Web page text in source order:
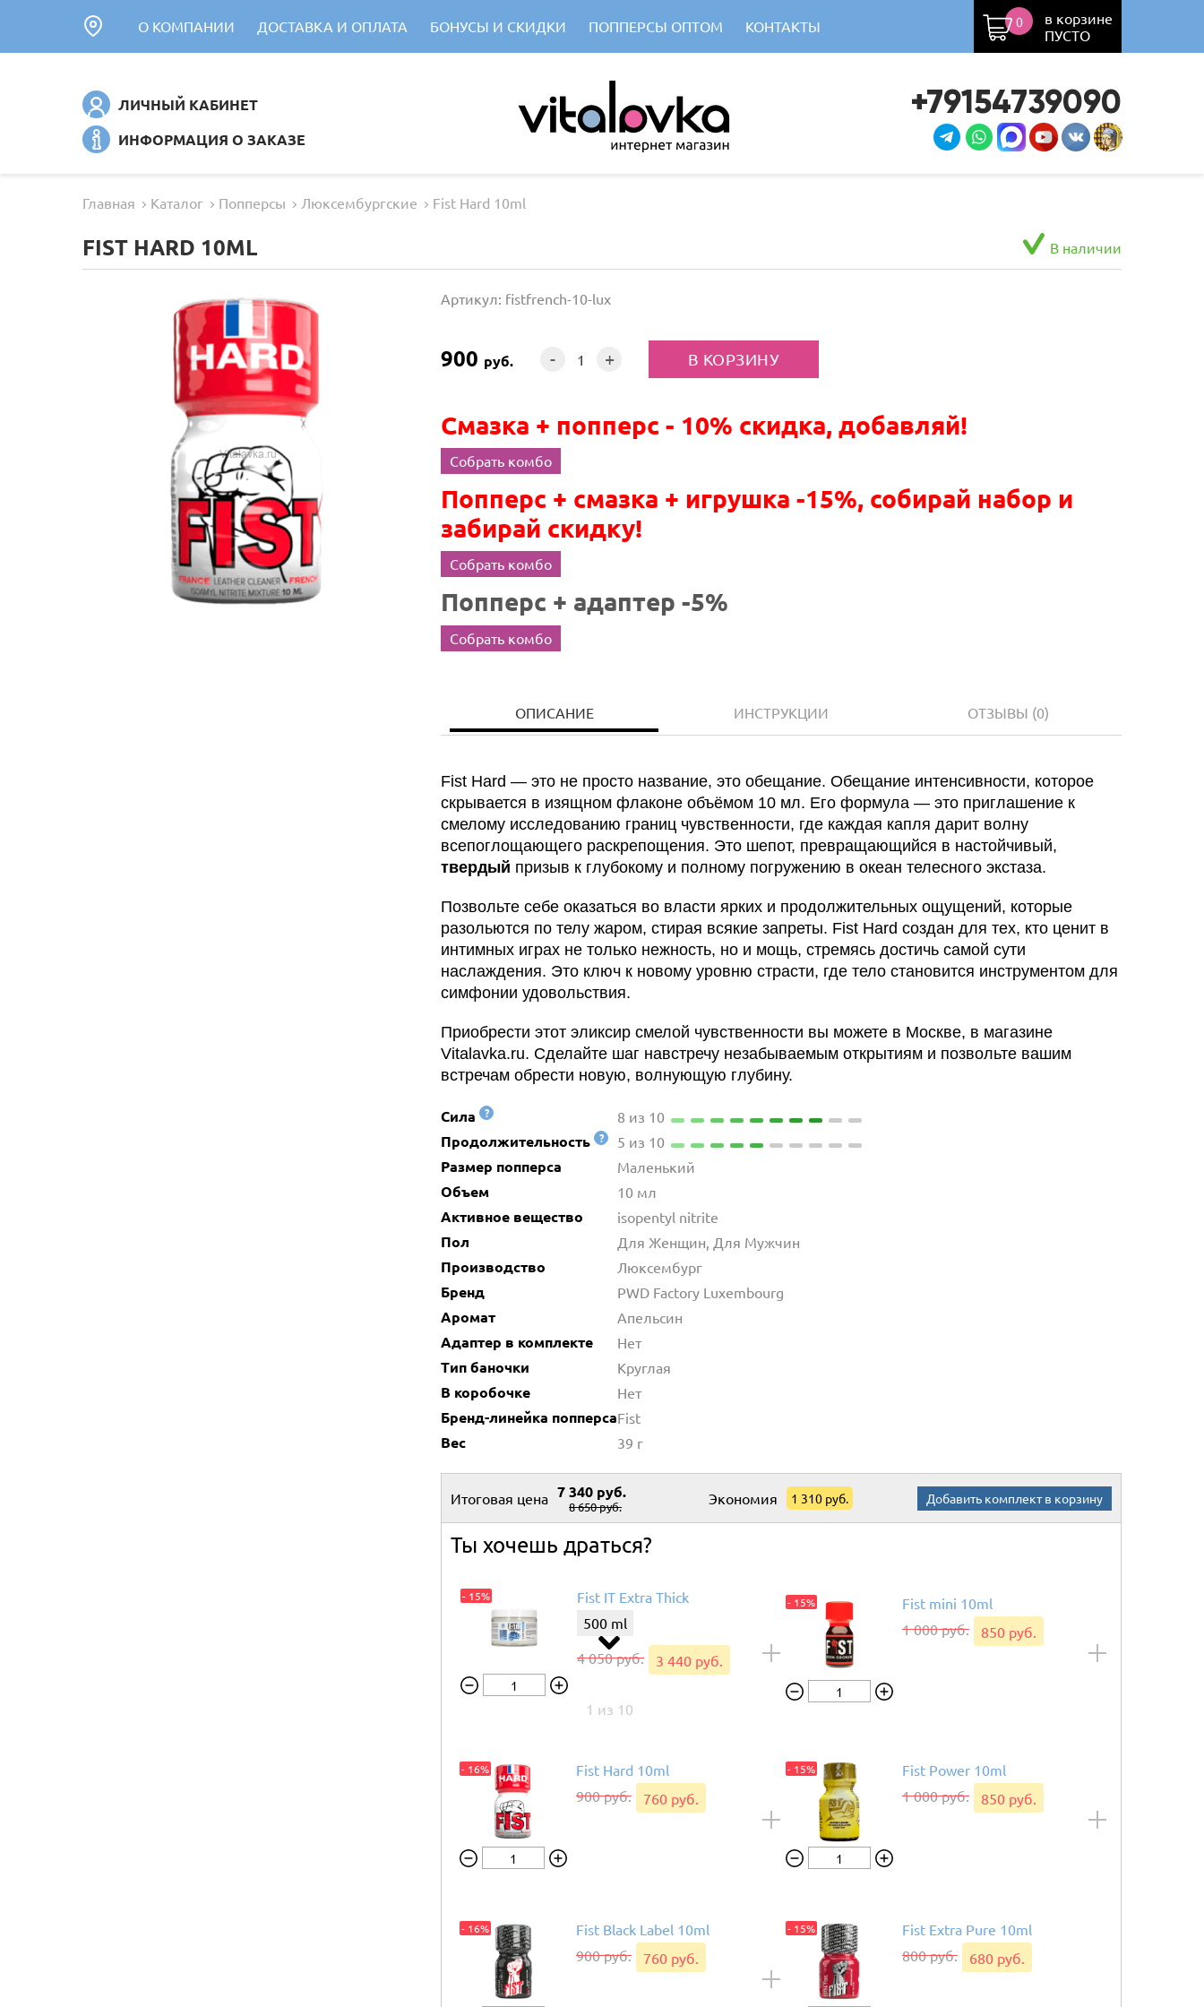
О КОМПАНИИ ДОСТАВКА И ОПЛАТА БОНУСЫ И СКИДКИ ПОППЕРСЫ ОПТОМ КОНТАКТЫ
в корзине
ПУСТО
0
ЛИЧНЫЙ КАБИНЕТ
ИНФОРМАЦИЯ О ЗАКАЗЕ
+79154739090
Главная Каталог Попперсы Люксембургские Fist Hard 10ml
FIST HARD 10ML В наличии
Артикул: fistfrench-10-lux
900 руб. - +
Смазка + попперс - 10% скидка, добавляй!
Собрать комбо
Попперс + смазка + игрушка -15%, собирай набор и
забирай скидку!
Собрать комбо
Попперс + адаптер -5%
Собрать комбо
ОПИСАНИЕ ИНСТРУКЦИИ ОТЗЫВЫ (0)
Fist Hard — это не просто название, это обещание. Обещание интенсивности, которое
скрывается в изящном флаконе объёмом 10 мл. Его формула — это приглашение к
смелому исследованию границ чувственности, где каждая капля дарит волну
всепоглощающего раскрепощения. Это шепот, превращающийся в настойчивый,
твердый призыв к глубокому и полному погружению в океан телесного экстаза.
Позвольте себе оказаться во власти ярких и продолжительных ощущений, которые
разольются по телу жаром, стирая всякие запреты. Fist Hard создан для тех, кто ценит в
интимных играх не только нежность, но и мощь, стремясь достичь самой сути
наслаждения. Это ключ к новому уровню страсти, где тело становится инструментом для
симфонии удовольствия.
Приобрести этот эликсир смелой чувственности вы можете в Москве, в магазине
Vitalavka.ru. Сделайте шаг навстречу незабываемым открытиям и позвольте вашим
встречам обрести новую, волнующую глубину.
Сила ? 8 из 10
Продолжительность ? 5 из 10
Размер попперса Маленький
Объем 10 мл
Активное вещество isopentyl nitrite
Пол Для Женщин, Для Мужчин
Производство Люксембург
Бренд PWD Factory Luxembourg
Аромат Апельсин
Адаптер в комплекте Нет
Тип баночки Круглая
В коробочке Нет
Бренд-линейка попперсаFist
Вес 39 г
Итоговая цена 7 340 руб.
8 650 руб. Экономия 1 310 руб. Добавить комплект в корзину
Ты хочешь драться?
- 15%
Fist IT Extra Thick
500 ml
4 050 руб.
3 440 руб.
1 из 10
1 900 руб.
1 610 руб.
- 15%
3 060 руб.
- 15%
Fist mini 10ml
1 000 руб.
850 руб.
- 16%
Fist Hard 10ml
900 руб.
760 руб.
- 15%
Fist Power 10ml
1 000 руб.
850 руб.
- 16%
Fist Black Label 10ml
900 руб.
760 руб.
- 15%
Fist Extra Pure 10ml
800 руб.
680 руб.